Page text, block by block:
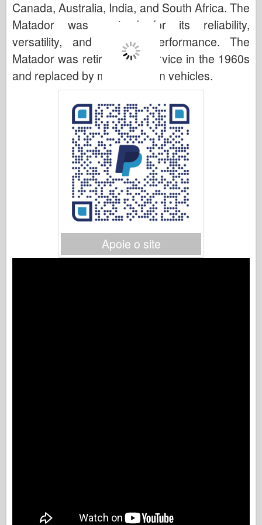
Canada, Australia, India, and South Africa. The
Matador was praised for its reliability,
versatility, and off-road performance. The
Matador was retired from service in the 1960s
and replaced by more modern vehicles.
Apoie o site